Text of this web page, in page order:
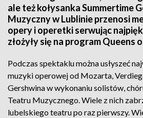
ale też kołysanka Summertime
Muzyczny w Lublinie przenosi
opery i operetki serwując
złożyły się na program Queens
Podczas spektaklu można usłyszeć
muzyki operowej od Mozarta,
Gershwina w wykonaniu solistów,
Teatru Muzycznego. Wiele z nich
lubelskiego teatru po raz pierwszy.